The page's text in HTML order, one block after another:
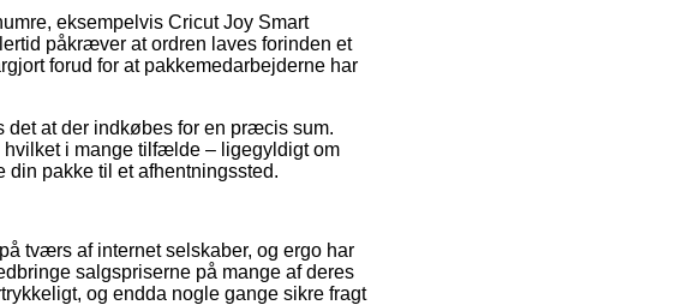
eksempelvis Cricut Joy Smart
påkræver at ordren laves forinden et
forud for at pakkemedarbejderne har
det at der indkøbes for en præcis sum.
i mange tilfælde – ligegyldigt om
pakke til et afhentningssted.
tværs af internet selskaber, og ergo har
salgspriserne på mange af deres
og endda nogle gange sikre fragt